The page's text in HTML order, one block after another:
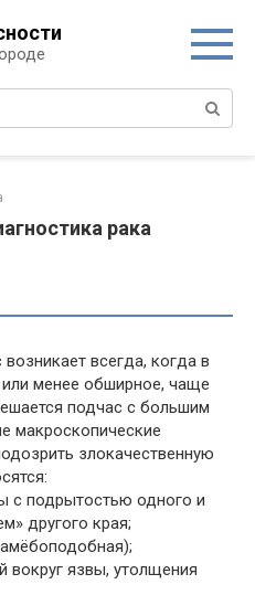
рака
всегда, когда в
менее обширное, чаще
подчас с большим
макроскопические
злокачественную
подрытостью одного и
другого края;
язвы, утолщения